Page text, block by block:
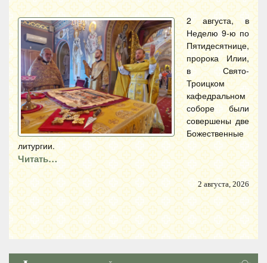
2 августа, в
Неделю 9-ю по
Пятидесятнице,
пророка Илии,
в Свято-
Троицком
кафедральном
соборе были
совершены две
Божественные
литургии.
Читать…
2 августа, 2026